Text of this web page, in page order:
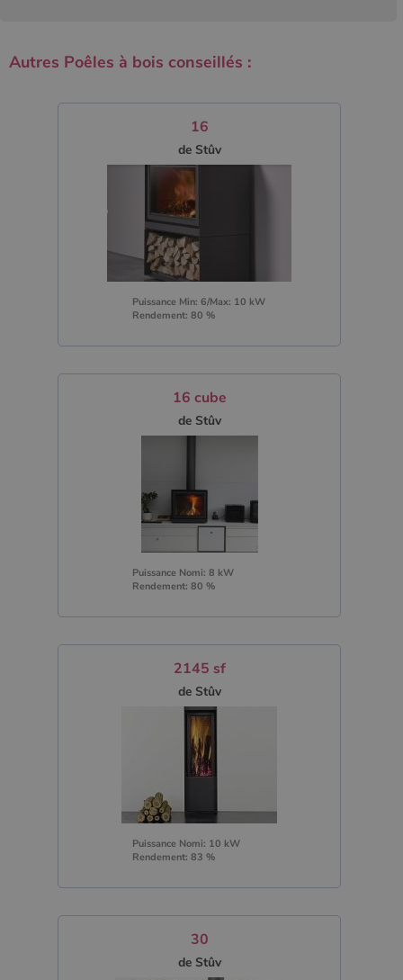
Autres Poêles à bois conseillés :
16
de Stûv
Puissance Min: 6/Max: 10 kW
Rendement: 80 %
16 cube
de Stûv
Puissance Nomi: 8 kW
Rendement: 80 %
2145 sf
de Stûv
Puissance Nomi: 10 kW
Rendement: 83 %
30
de Stûv